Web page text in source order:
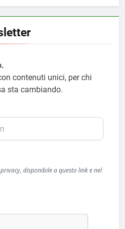
contenuti unici, per chi
sta cambiando.